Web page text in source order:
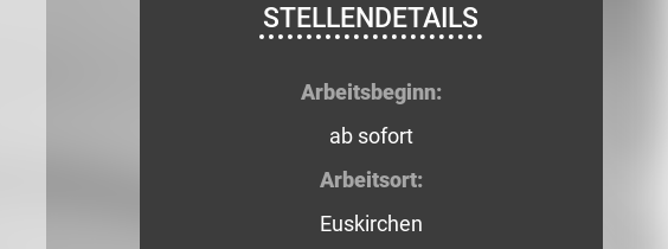
STELLENDETAILS
Arbeitsbeginn:
ab sofort
Arbeitsort:
Euskirchen